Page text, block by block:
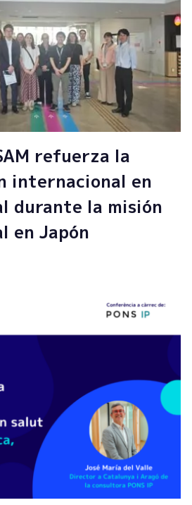
refuerza la
internacional en
durante la misión
en Japón